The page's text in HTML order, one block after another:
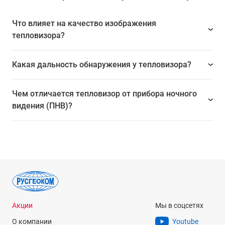
Что влияет на качество изображения
тепловизора?
Какая дальность обнаружения у тепловизора?
Чем отличается тепловизор от прибора ночного
видения (ПНВ)?
Акции
О компании
Мы в соцсетях
Youtube